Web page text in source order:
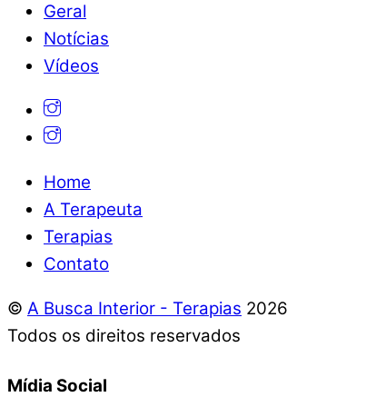
Geral
Notícias
Vídeos
Home
A Terapeuta
Terapias
Contato
© A Busca Interior - Terapias 2026
Todos os direitos reservados
Mídia Social